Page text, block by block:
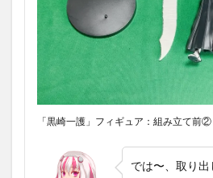
「黒崎一護」フィギュア：組み立て前②
では〜、取り